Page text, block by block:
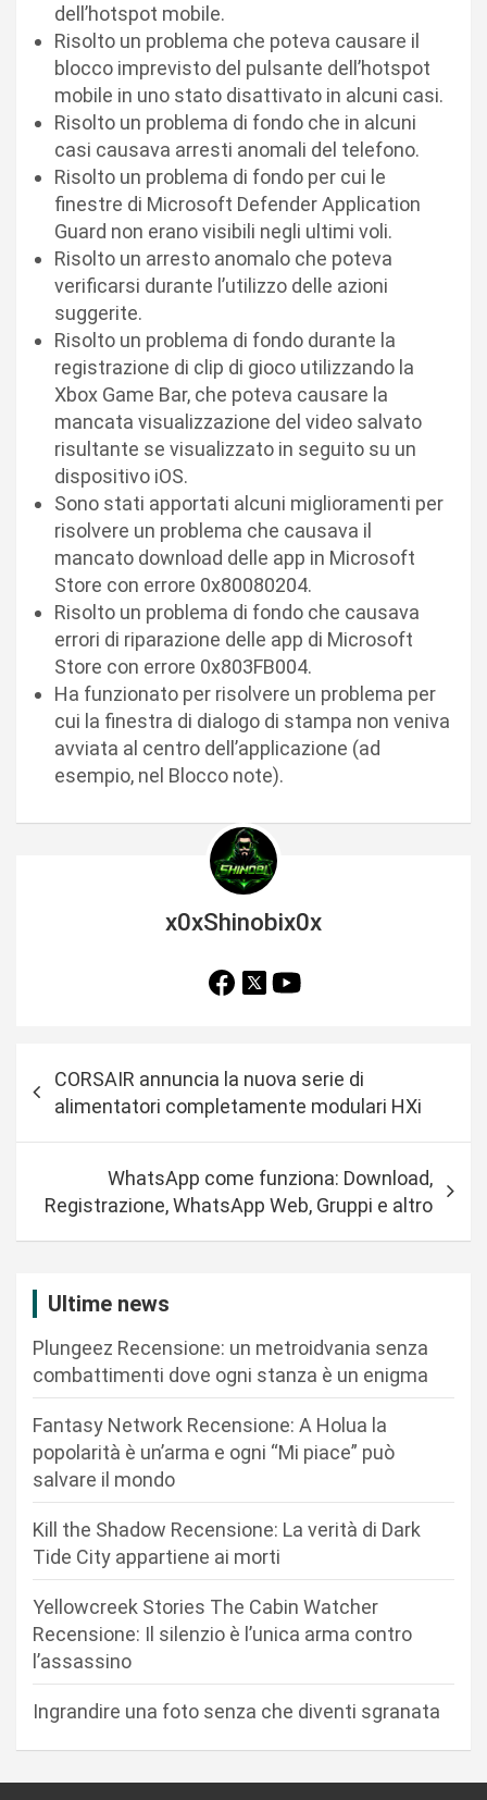
dell’hotspot mobile.
Risolto un problema che poteva causare il
blocco imprevisto del pulsante dell’hotspot
mobile in uno stato disattivato in alcuni casi.
Risolto un problema di fondo che in alcuni
casi causava arresti anomali del telefono.
Risolto un problema di fondo per cui le
finestre di Microsoft Defender Application
Guard non erano visibili negli ultimi voli.
Risolto un arresto anomalo che poteva
verificarsi durante l’utilizzo delle azioni
suggerite.
Risolto un problema di fondo durante la
registrazione di clip di gioco utilizzando la
Xbox Game Bar, che poteva causare la
mancata visualizzazione del video salvato
risultante se visualizzato in seguito su un
dispositivo iOS.
Sono stati apportati alcuni miglioramenti per
risolvere un problema che causava il
mancato download delle app in Microsoft
Store con errore 0x80080204.
Risolto un problema di fondo che causava
errori di riparazione delle app di Microsoft
Store con errore 0x803FB004.
Ha funzionato per risolvere un problema per
cui la finestra di dialogo di stampa non veniva
avviata al centro dell’applicazione (ad
esempio, nel Blocco note).
x0xShinobix0x
a
CORSAIR annuncia la nuova serie di
alimentatori completamente modulari HXi
WhatsApp come funziona: Download,
Registrazione, WhatsApp Web, Gruppi e altro
Ultime news
Plungeez Recensione: un metroidvania senza
combattimenti dove ogni stanza è un enigma
Fantasy Network Recensione: A Holua la
popolarità è un’arma e ogni “Mi piace” può
salvare il mondo
Kill the Shadow Recensione: La verità di Dark
Tide City appartiene ai morti
Yellowcreek Stories The Cabin Watcher
Recensione: Il silenzio è l’unica arma contro
l’assassino
Ingrandire una foto senza che diventi sgranata